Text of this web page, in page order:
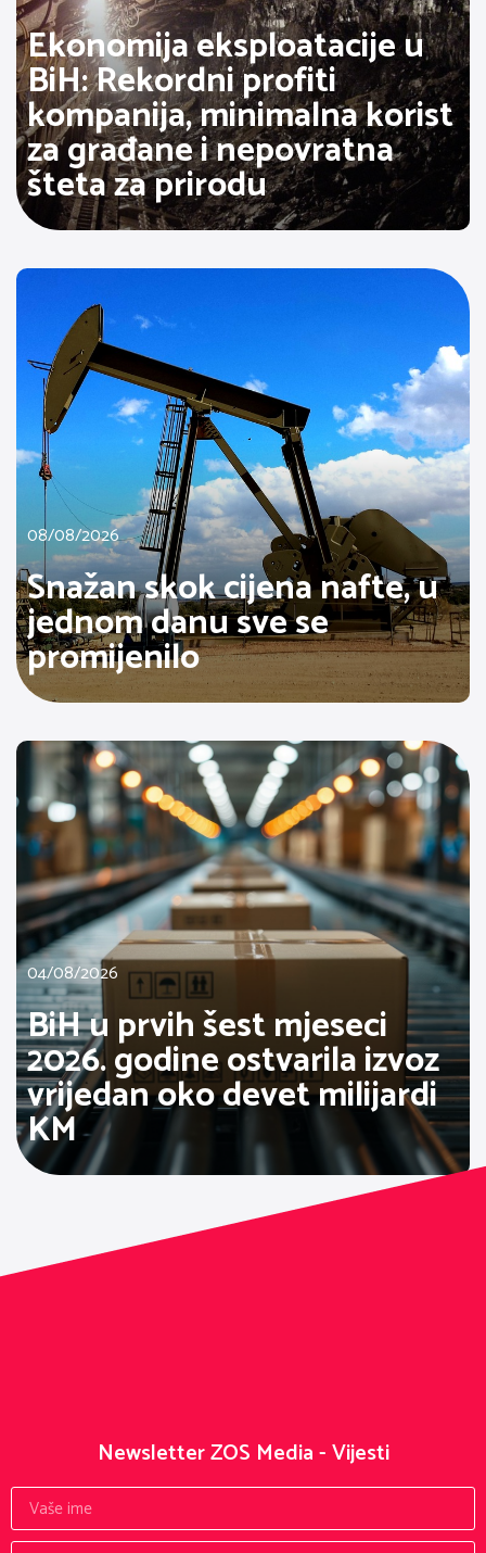
Ekonomija eksploatacije u
BiH: Rekordni profiti
kompanija, minimalna korist
za građane i nepovratna
šteta za prirodu
08/08/2026
Snažan skok cijena nafte, u
jednom danu sve se
promijenilo
04/08/2026
BiH u prvih šest mjeseci
2026. godine ostvarila izvoz
vrijedan oko devet milijardi
KM
Newsletter ZOS Media - Vijesti